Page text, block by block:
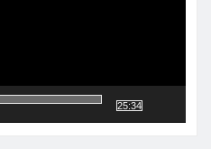
25:34